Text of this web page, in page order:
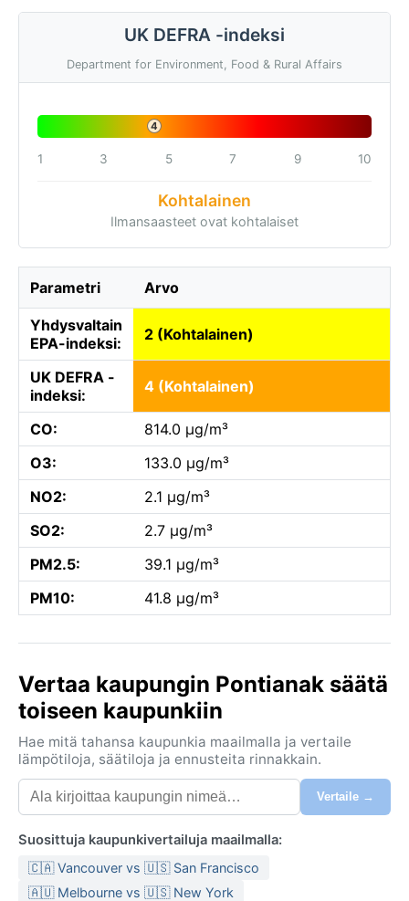
UK DEFRA -indeksi
Department for Environment, Food & Rural Affairs
4
1 3 5 7 9 10
Kohtalainen
Ilmansaasteet ovat kohtalaiset
Parametri Arvo
Yhdysvaltain
EPA-indeksi:
2 (Kohtalainen)
UK DEFRA -
indeksi:
4 (Kohtalainen)
CO:
814.0 µg/m³
O3:
133.0 µg/m³
NO2:
2.1 µg/m³
SO2:
2.7 µg/m³
PM2.5:
39.1 µg/m³
PM10:
41.8 µg/m³
Vertaa kaupungin Pontianak säätä
toiseen kaupunkiin
Hae mitä tahansa kaupunkia maailmalla ja vertaile
lämpötiloja, säätiloja ja ennusteita rinnakkain.
Vertaile →
Suosittuja kaupunkivertailuja maailmalla:
🇨🇦 Vancouver vs 🇺🇸 San Francisco
🇦🇺 Melbourne vs 🇺🇸 New York